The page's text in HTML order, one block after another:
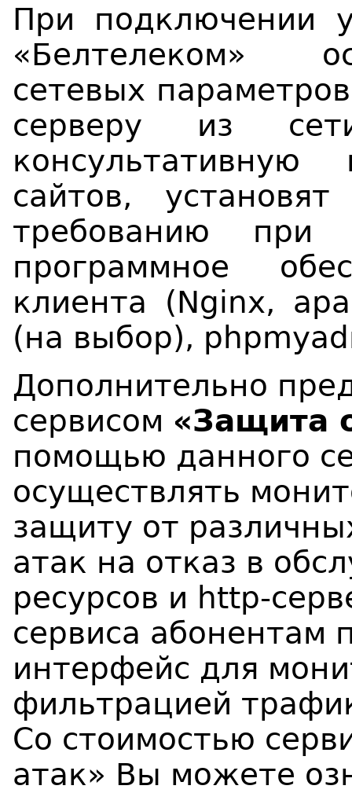
При подключении
«Белтелеком»
сетевых
серверу из
сайтов,
требованию при
программное
клиента (Nginx,
(на выбор),
Дополнительно
сервисом «Защита
помощью данного
осуществлять
защиту от
атак на отказ в
ресурсов и http-
сервиса абонентам
интерфейс для
фильтрацией
Со стоимостью
атак» Вы можете